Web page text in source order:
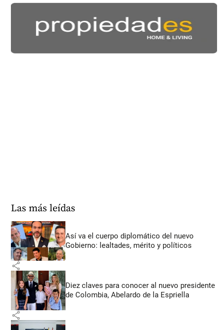
Las más leídas
Así va el cuerpo diplomático del nuevo
Gobierno: lealtades, mérito y políticos
share
Diez claves para conocer al nuevo presidente
de Colombia, Abelardo de la Espriella
share